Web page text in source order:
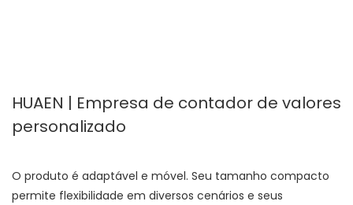
HUAEN | Empresa de contador de valores
personalizado
O produto é adaptável e móvel. Seu tamanho compacto
permite flexibilidade em diversos cenários e seus